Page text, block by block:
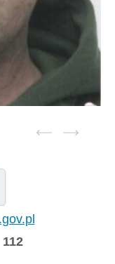
112